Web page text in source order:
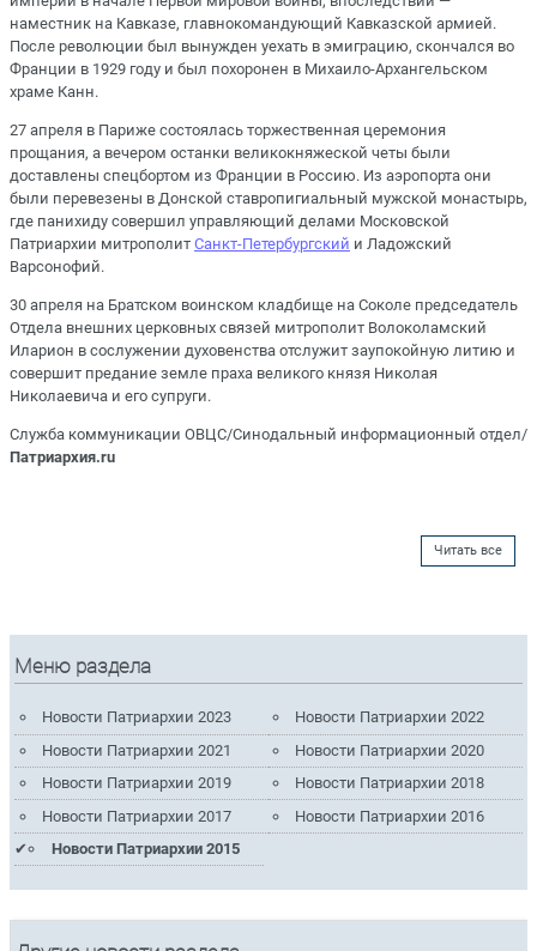
наместник на Кавказе, главнокомандующий Кавказской армией.
После революции был вынужден уехать в эмиграцию, скончался во
Франции в 1929 году и был похоронен в Михаило-Архангельском
храме Канн.
27 апреля в Париже состоялась торжественная церемония
прощания, а вечером останки великокняжеской четы были
доставлены спецбортом из Франции в Россию. Из аэропорта они
были перевезены в Донской ставропигиальный мужской монастырь,
где панихиду совершил управляющий делами Московской
Патриархии митрополит Санкт-Петербургский и Ладожский
Варсонофий.
30 апреля на Братском воинском кладбище на Соколе председатель
Отдела внешних церковных связей митрополит Волоколамский
Иларион в сослужении духовенства отслужит заупокойную литию и
совершит предание земле праха великого князя Николая
Николаевича и его супруги.
Служба коммуникации ОВЦС/Синодальный информационный отдел/
Патриархия.ru
Читать все
Меню раздела
Новости Патриархии 2023
Новости Патриархии 2022
Новости Патриархии 2021
Новости Патриархии 2020
Новости Патриархии 2019
Новости Патриархии 2018
Новости Патриархии 2017
Новости Патриархии 2016
Новости Патриархии 2015